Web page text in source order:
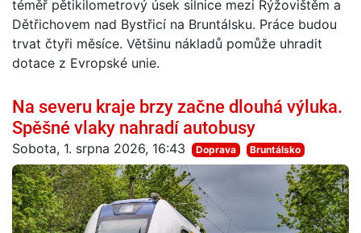
téměř pětikilometrový úsek silnice mezi Rýžovištěm a
Dětřichovem nad Bystřicí na Bruntálsku. Práce budou
trvat čtyři měsíce. Většinu nákladů pomůže uhradit
dotace z Evropské unie.
Na severu kraje brzy začne dlouhá výluka.
Spěšné vlaky nahradí autobusy
Sobota, 1. srpna 2026, 16:43 Doprava Bruntálsko